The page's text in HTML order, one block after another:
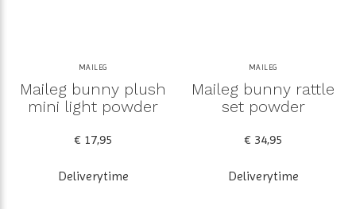
MAILEG
Maileg bunny plush
mini light powder
€ 17,95
Deliverytime
MAILEG
Maileg bunny rattle
set powder
€ 34,95
Deliverytime